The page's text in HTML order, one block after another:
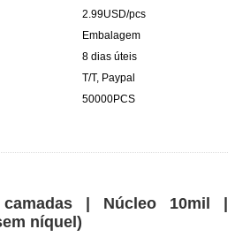
2.99USD/pcs
Embalagem
8 dias úteis
T/T, Paypal
50000PCS
| Núcleo 10mil |
níquel)